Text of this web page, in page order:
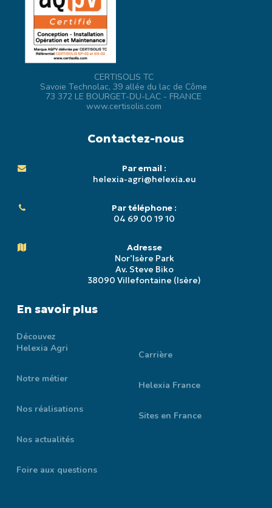
CERTISOLIS TC
Savoie Technolac, 39 allée du lac de Côme
73 372 LE BOURGET-DU-LAC - FRANCE
www.certisolis.com
Contactez-nous
Par email :
helexia-agri@helexia.eu
Par téléphone :
04 69 00 19 10
Adresse
Nor’Isère Park
Av. Steve Biko
38090 Villefontaine (Isère)
En savoir plus
Découvez
Helexia Agri
Notre métier
Nos réalisations
Nos actualités
Foire aux questions
Carrière
Helexia France
Sites en France